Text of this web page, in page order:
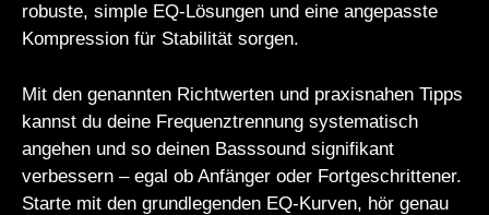
robuste, simple EQ-Lösungen und eine angepasste
Kompression für Stabilität sorgen.
Mit den genannten Richtwerten und praxisnahen Tipps
kannst du deine Frequenztrennung systematisch
angehen und so deinen Basssound signifikant
verbessern – egal ob Anfänger oder Fortgeschrittener.
Starte mit den grundlegenden EQ-Kurven, hör genau